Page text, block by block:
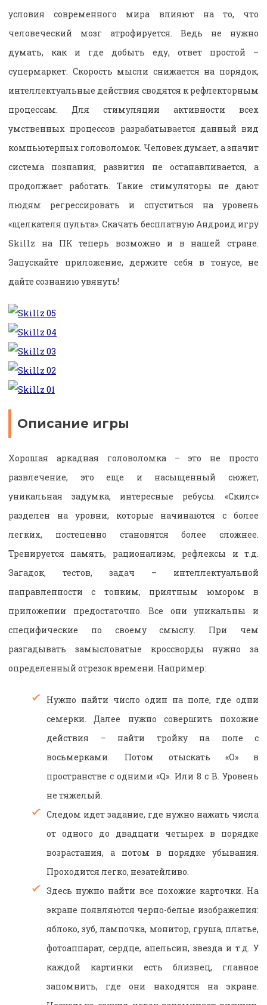
условия современного мира влияют на то, что
человеческий мозг атрофируется. Ведь не нужно
думать, как и где добыть еду, ответ простой –
супермаркет. Скорость мысли снижается на порядок,
интеллектуальные действия сводятся к рефлекторным
процессам. Для стимуляции активности всех
умственных процессов разрабатывается данный вид
компьютерных головоломок. Человек думает, а значит
система познания, развития не останавливается, а
продолжает работать. Такие стимуляторы не дают
людям регрессировать и спуститься на уровень
«щелкателя пульта». Скачать бесплатную Андроид игру
Skillz на ПК теперь возможно и в нашей стране.
Запускайте приложение, держите себя в тонусе, не
дайте сознанию увянуть!
Описание игры
Хорошая аркадная головоломка – это не просто
развлечение, это еще и насыщенный сюжет,
уникальная задумка, интересные ребусы. «Скилс»
разделен на уровни, которые начинаются с более
легких, постепенно становятся более сложнее.
Тренируется память, рационализм, рефлексы и т.д.
Загадок, тестов, задач – интеллектуальной
направленности с тонким, приятным юмором в
приложении предостаточно. Все они уникальны и
специфические по своему смыслу. При чем
разгадывать замысловатые кроссворды нужно за
определенный отрезок времени. Например:
Нужно найти число один на поле, где одни
семерки. Далее нужно совершить похожие
действия – найти тройку на поле с
восьмерками. Потом отыскать «О» в
пространстве с одними «Q». Или 8 с В. Уровень
не тяжелый.
Следом идет задание, где нужно нажать числа
от одного до двадцати четырех в порядке
возрастания, а потом в порядке убывания.
Проходится легко, незатейливо.
Здесь нужно найти все похожие карточки. На
экране появляются черно-белые изображения:
яблоко, зуб, лампочка, монитор, груша, платье,
фотоаппарат, сердце, апельсин, звезда и т.д. У
каждой картинки есть близнец, главное
запомнить, где они находятся на экране.